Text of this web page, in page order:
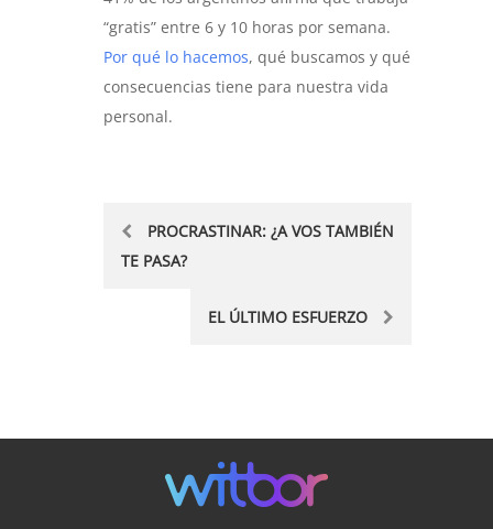
“gratis” entre 6 y 10 horas por semana.
Por qué lo hacemos, qué buscamos y qué
consecuencias tiene para nuestra vida
personal.
PostPROCRASTINAR: ¿A VOS TAMBIÉN
TE PASA?
EL ÚLTIMO ESFUERZO